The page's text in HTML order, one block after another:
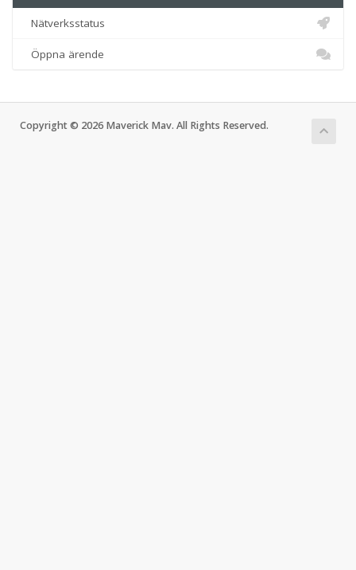
Nätverksstatus
Öppna ärende
Copyright © 2026 Maverick Mav. All Rights Reserved.